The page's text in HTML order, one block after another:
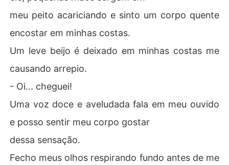
meu peito acariciando e sinto um corpo quente
encostar em minhas costas.
Um leve beijo é deixado em minhas costas me
causando arrepio.
- Oi... cheguei!
Uma voz doce e aveludada fala em meu ouvido
e posso sentir meu corpo gostar
dessa sensação.
Fecho meus olhos respirando fundo antes de me